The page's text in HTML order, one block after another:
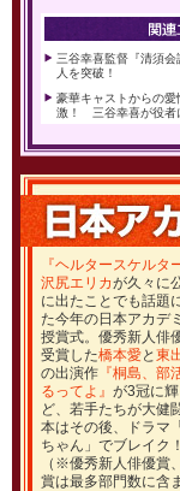
三谷幸喜監督『清須
人を突破！
豪華キャストからの
激！ 三谷幸喜が役者
『ヘルタースケルタ
沢尻エリカが久々に
に出たことでも話題
た今年の日本アカデ
授賞式。優秀新人俳
受賞した橋本愛と 東
の出演作 『桐島、部
るってよ』 が3冠に
ど、若手たちが大健
本はその後、ドラマ
ちゃん」でブレイク
（※優秀新人俳優賞
賞は最多部門数に含